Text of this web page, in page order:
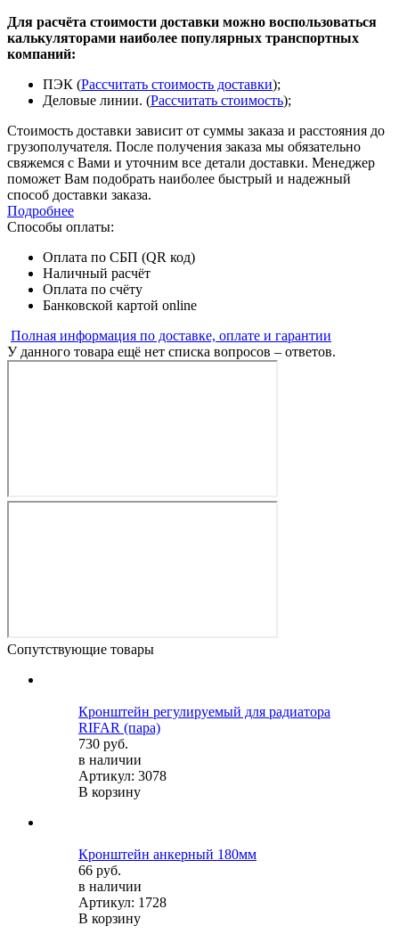
Для расчёта стоимости доставки можно воспользоваться
калькуляторами наиболее популярных транспортных
компаний:
ПЭК (Рассчитать стоимость доставки);
Деловые линии. (Рассчитать стоимость);
Стоимость доставки зависит от суммы заказа и расстояния до
грузополучателя. После получения заказа мы обязательно
свяжемся с Вами и уточним все детали доставки. Менеджер
поможет Вам подобрать наиболее быстрый и надежный
способ доставки заказа.
Подробнее
Способы оплаты:
Оплата по СБП (QR код)
Наличный расчёт
Оплата по счёту
Банковской картой online
Полная информация по доставке, оплате и гарантии
У данного товара ещё нет списка вопросов – ответов.
Сопутствующие товары
Кронштейн регулируемый для радиатора
RIFAR (пара)
730 руб.
в наличии
Артикул: 3078
В корзину
Кронштейн анкерный 180мм
66 руб.
в наличии
Артикул: 1728
В корзину